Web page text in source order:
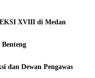
XVIII di Medan
dan Dewan Pengawas